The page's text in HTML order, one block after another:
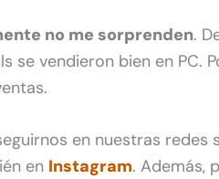
no me sorprenden.
se vendieron bien en PC.
en nuestras redes
en Instagram. Además,